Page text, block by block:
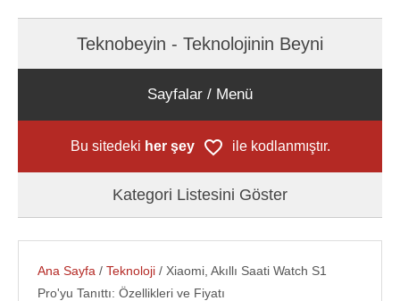
Teknobeyin - Teknolojinin Beyni
Sayfalar / Menü
Bu sitedeki her şey ile kodlanmıştır.
Kategori Listesini Göster
Ana Sayfa /Teknoloji / Xiaomi, Akıllı Saati Watch S1
Pro'yu Tanıttı: Özellikleri ve Fiyatı